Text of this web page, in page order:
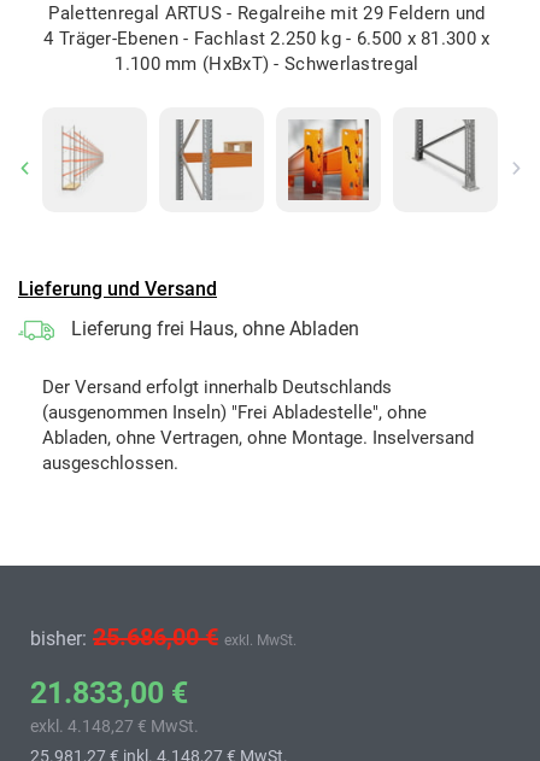
Palettenregal ARTUS - Regalreihe mit 29 Feldern und
4 Träger-Ebenen - Fachlast 2.250 kg - 6.500 x 81.300 x
1.100 mm (HxBxT) - Schwerlastregal
Previous
Lieferung und Versand
Lieferung frei Haus, ohne Abladen
Der Versand erfolgt innerhalb Deutschlands
(ausgenommen Inseln) "Frei Abladestelle", ohne
Abladen, ohne Vertragen, ohne Montage. Inselversand
ausgeschlossen.
bisher: 25.686,00 € exkl. MwSt.
21.833,00 €
exkl. 4.148,27 € MwSt.
25.981,27 € inkl. 4.148,27 € MwSt.